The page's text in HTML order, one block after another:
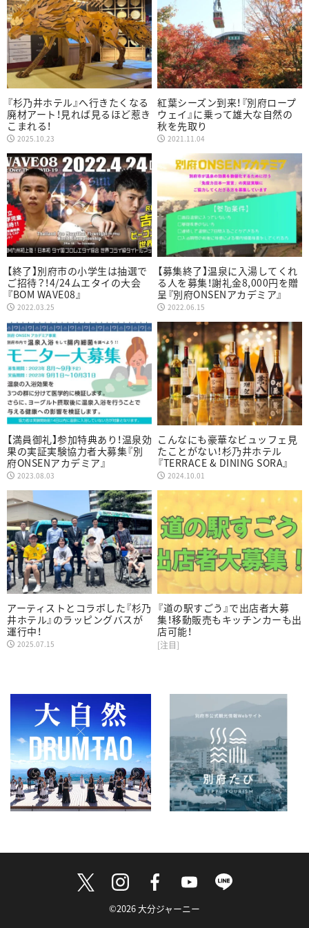
『杉乃井ホテル』へ行きたくなる
廃材アート！見れば見るほど惹き
こまれる！
2025.10.23
紅葉シーズン到来！『別府ロープ
ウェイ』に乗って雄大な自然の
秋を先取り
2021.11.04
【終了】別府市の小学生は抽選で
ご招待？！4/24ムエタイの大会
『BOM WAVE08』
2022.03.25
【募集終了】温泉に入湯してくれ
る人を募集！謝礼金8,000円を贈
呈『別府ONSENアカデミア』
2022.06.15
【満員御礼】参加特典あり！温泉効
果の実証実験協力者大募集『別
府ONSENアカデミア』
2023.08.03
こんなにも豪華なビュッフェ見
たことがない！杉乃井ホテル
『TERRACE & DINING SORA』
2024.10.01
アーティストとコラボした『杉乃
井ホテル』のラッピングバスが
運行中！
2025.07.15
『道の駅すごう』で出店者大募
集！移動販売もキッチンカーも出
店可能！
[注目]
©2026 大分ジャーニー